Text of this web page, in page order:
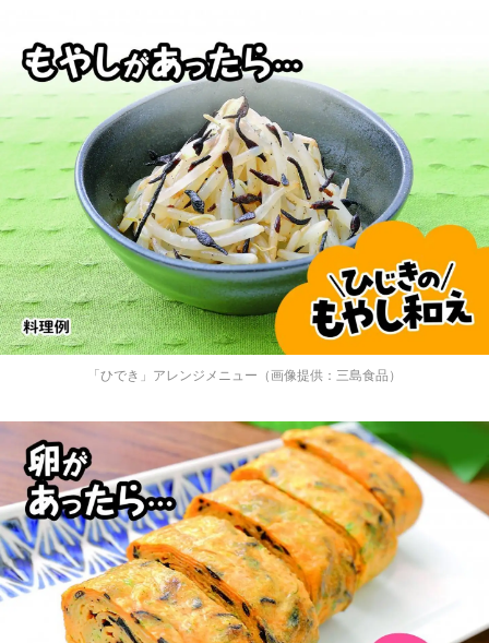
選択する
「ひでき」アレンジメニュー（画像提供：三島食品）